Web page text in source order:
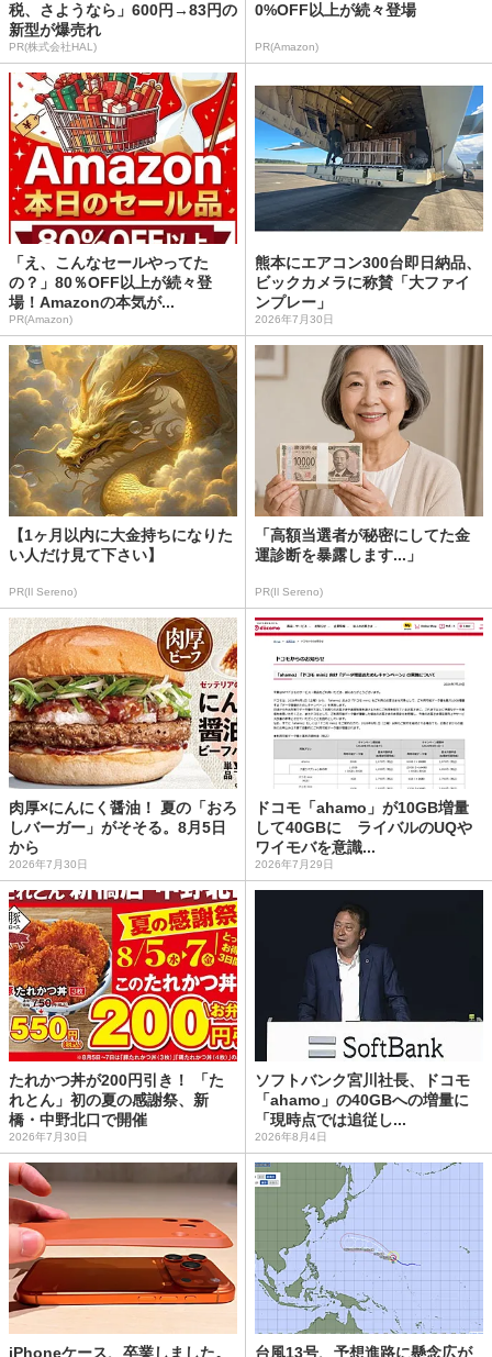
税、さようなら」600円→83円の
新型が爆売れ
PR(株式会社HAL)
0%OFF以上が続々登場
PR(Amazon)
「え、こんなセールやってた
の？」80％OFF以上が続々登
場！Amazonの本気が...
PR(Amazon)
熊本にエアコン300台即日納品、
ビックカメラに称賛「大ファイ
ンプレー」
2026年7月30日
【1ヶ月以内に大金持ちになりた
い人だけ見て下さい】
PR(Il Sereno)
「高額当選者が秘密にしてた金
運診断を暴露します...」
PR(Il Sereno)
肉厚×にんにく醤油！ 夏の「おろ
しバーガー」がそそる。8月5日
から
2026年7月30日
ドコモ「ahamo」が10GB増量
して40GBに ライバルのUQや
ワイモバを意識...
2026年7月29日
たれかつ丼が200円引き！ 「た
れとん」初の夏の感謝祭、新
橋・中野北口で開催
2026年7月30日
ソフトバンク宮川社長、ドコモ
「ahamo」の40GBへの増量に
「現時点では追従し...
2026年8月4日
iPhoneケース、卒業しました。 台風13号、予想進路に懸念広が